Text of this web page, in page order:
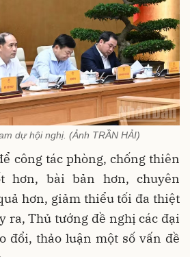
dự hội nghị. (Ảnh TRẦN HẢI)
công tác phòng, chống thiên
hơn, bài bản hơn, chuyên
hơn, giảm thiểu tối đa thiệt
ra, Thủ tướng đề nghị các đại
đổi, thảo luận một số vấn đề